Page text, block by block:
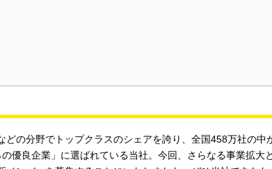
どの分野でトップクラスのシェアを誇り、全国458万社の中
優良企業」に選ばれている当社。今回、さらなる事業拡大